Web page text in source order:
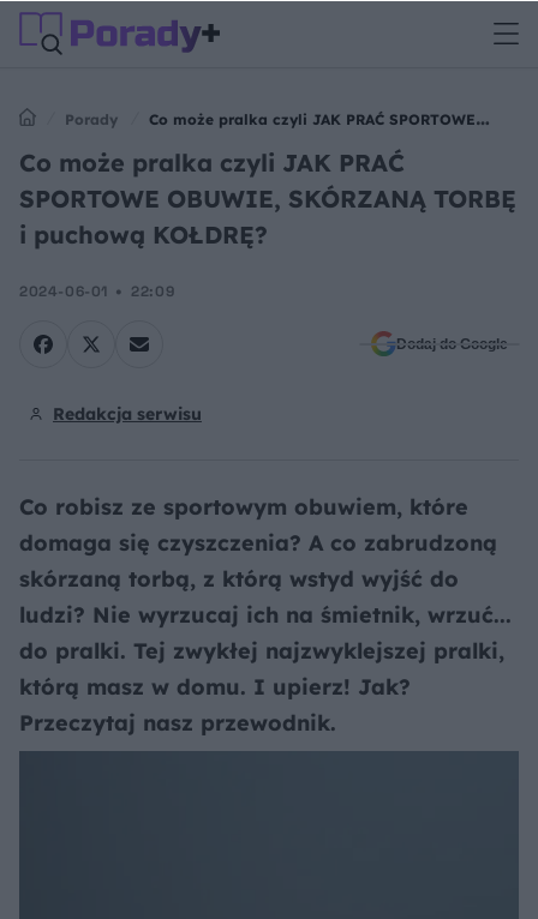
Porady
Co może pralka czyli JAK PRAĆ SPORTOWE
OBUWIE, SKÓRZANĄ TORBĘ i puchową KOŁDRĘ?
Co może pralka czyli JAK PRAĆ
SPORTOWE OBUWIE, SKÓRZANĄ TORBĘ
i puchową KOŁDRĘ?
2024-06-01 22:09
Dodaj do Google
Redakcja serwisu
Co robisz ze sportowym obuwiem, które
domaga się czyszczenia? A co zabrudzoną
skórzaną torbą, z którą wstyd wyjść do
ludzi? Nie wyrzucaj ich na śmietnik, wrzuć...
do pralki. Tej zwykłej najzwyklejszej pralki,
którą masz w domu. I upierz! Jak?
Przeczytaj nasz przewodnik.